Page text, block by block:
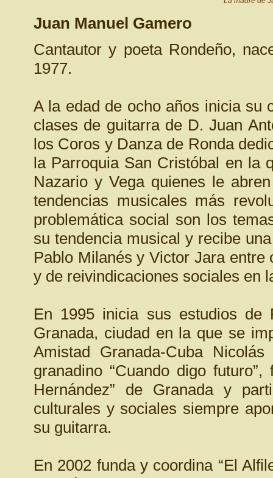
Juan Manuel Gamero
Cantautor y poeta Rondeño,
1977.
A la edad de ocho años inicia su
clases de guitarra de D. Juan
los Coros y Danza de Ronda
la Parroquia San Cristóbal en la
Nazario y Vega quienes le
tendencias musicales más
problemática social son los
su tendencia musical y recibe
Pablo Milanés y Victor Jara
y de reivindicaciones sociales en
En 1995 inicia sus estudios de
Granada, ciudad en la que se
Amistad Granada-Cuba
granadino “Cuando digo
Hernández” de Granada y
culturales y sociales siempre
su guitarra.
En 2002 funda y coordina “El